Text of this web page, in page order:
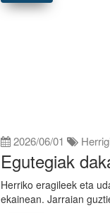
2026/06/01
Egutegiak
Herriko eragileek eta
ekainean. Jarraian